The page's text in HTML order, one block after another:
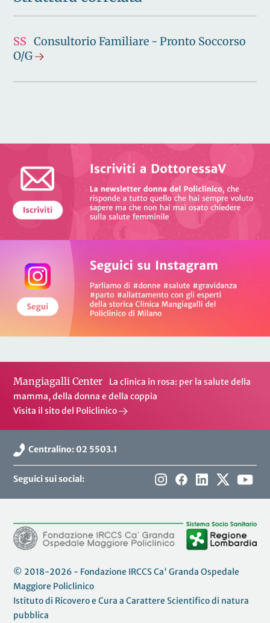
SS Consultorio Familiare - Pronto Soccorso
O/G
Mangiagalli Center
La clinica in rosa: per la salute della
mamma, della donna e della coppia
Visita il sito del Policlinico
Centralino: 02 5503.1
Seguici sui social:
© 2018-2026 - Fondazione IRCCS Ca' Granda Ospedale
Maggiore Policlinico
Istituto di Ricovero e Cura a Carattere Scientifico di natura
pubblica